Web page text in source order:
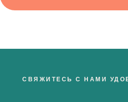
СВЯЖИТЕСЬ С НАМИ